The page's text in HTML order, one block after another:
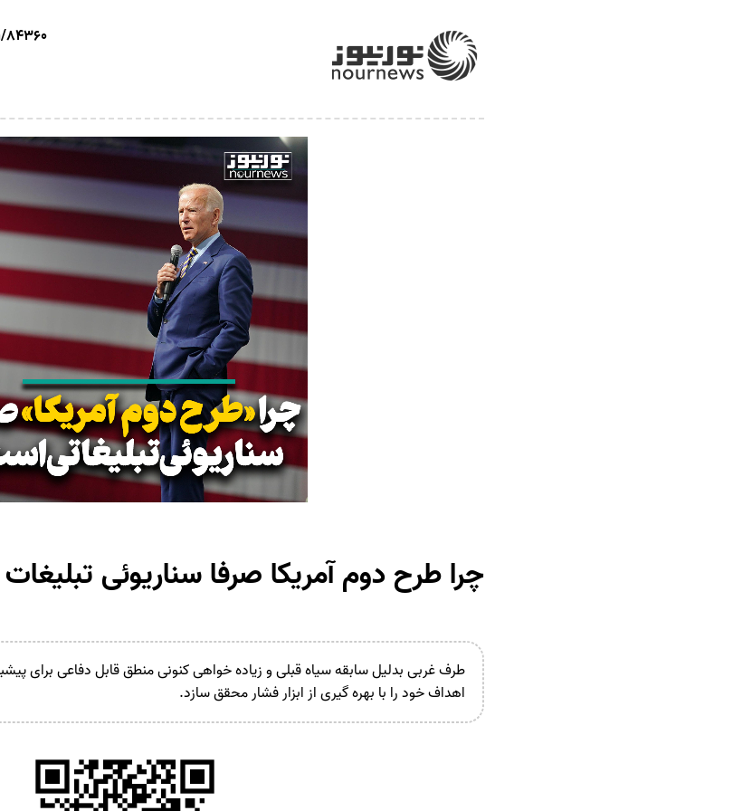
چرا طرح دوم آمریکا صرفا سناریوئی
طرف غربی بدلیل سابقه سیاه قبلی و زیاده خواهی کنونی منطق قابل دفاعی برای
اهداف خود را با بهره گیری از ابزار فشار محقق سازد.